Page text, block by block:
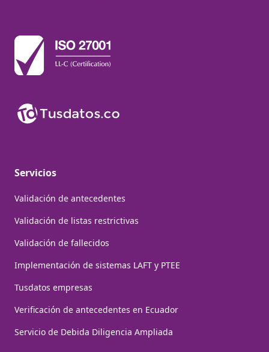
Servicios
Validación de antecedentes
Validación de listas restrictivas
Validación de fallecidos
Implementación de sistemas LAFT y PTEE
Tusdatos empresas
Verificación de antecedentes en Ecuador
Servicio de Debida Diligencia Ampliada